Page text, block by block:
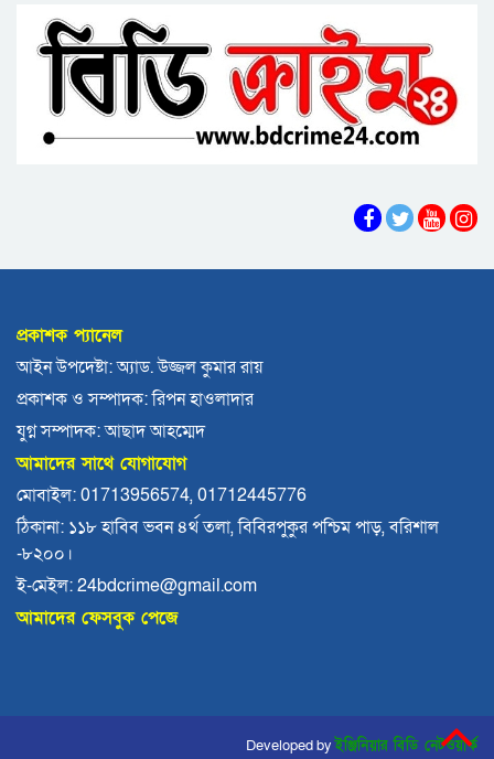
শ্রমিকদের সড়ক অবরোধ
বরিশালে রাস্তার পাশ থেকে ৯ বস্তা সরকারি কম্বল
উদ্ধার
লোডশেডিংয়ে বিপর্যস্ত কুয়াকাটা, মুখ থুবড়ে পড়ছে
পর্যটন ব্যবসা
ঝালকাঠি নতুন কার্পেটিং সড়ক কেটে কালভার্ট নির্মাণ
কুয়াকাটায় জেলের জালে ধরা পড়লো দৃষ্টিনন্দন লাল
কোট ফিস
বরিশালে বকেয়া বেতনসহ, আট দফা দাবিতে
শ্রমিকদের সড়ক অবরোধ
অঙ্গীকার
চরফ্যাশনের ইউএনও খাল খননের ১ কোটি টাকা ফিরত
প্রকাশক প্যানেল
আইন উপদেষ্টা: অ্যাড. উজ্জল কুমার রায়
প্রকাশক ও সম্পাদক: রিপন হাওলাদার
যুগ্ন সম্পাদক: আছাদ আহম্মেদ
আমাদের সাথে যোগাযোগ
মোবাইল: 01713956574, 01712445776
ঠিকানা: ১১৮ হাবিব ভবন ৪র্থ তলা, বিবিরপুকুর পশ্চিম পাড়, বরিশাল
-৮২০০।
ই-মেইল: 24bdcrime@gmail.com
আমাদের ফেসবুক পেজে
Developed byইঞ্জিনিয়ার বিডি নেটওয়ার্ক